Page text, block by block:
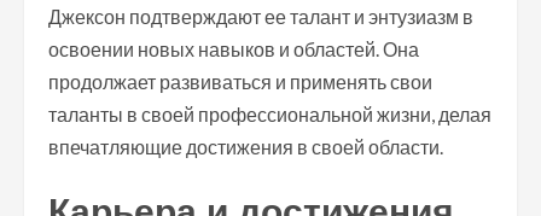
Джексон подтверждают ее талант и энтузиазм в
освоении новых навыков и областей. Она
продолжает развиваться и применять свои
таланты в своей профессиональной жизни, делая
впечатляющие достижения в своей области.